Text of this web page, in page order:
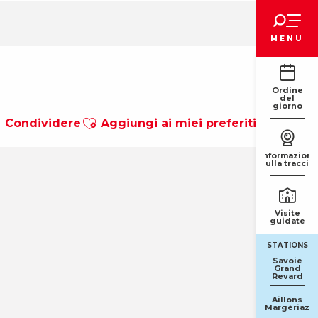
MENU
Ordine
del
giorno
Informazioni
sulla traccia
Visite
guidate
STATIONS
Savoie
Grand
Revard
Aillons
Margériaz
Condividere Ajouter aux favoris
Aggiungi ai miei preferiti